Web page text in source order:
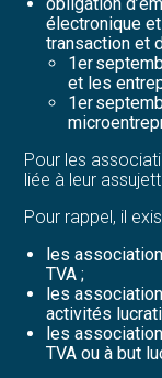
électronique
transaction et
1er
et les
1er
Pour les
liée à leur
Pour rappel, il
les
TVA ;
les
activités
les
TVA ou à but